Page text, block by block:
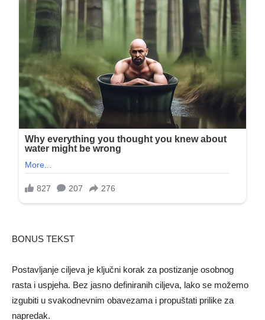
BONUS TEKST
Postavljanje ciljeva je ključni korak za postizanje osobnog
rasta i uspjeha. Bez jasno definiranih ciljeva, lako se možemo
izgubiti u svakodnevnim obavezama i propuštati prilike za
napredak.